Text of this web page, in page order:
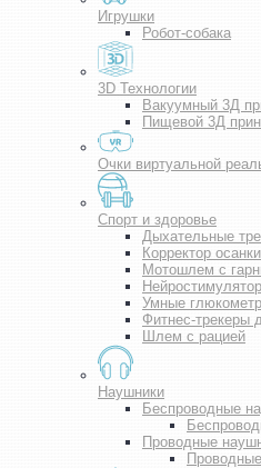
Игрушки
Робот-собака
3D Технологии
Вакуумный 3Д
Пищевой 3Д
Очки виртуальной
Спорт и здоровье
Дыхательные
Корректор осанки
Мотошлем с
Умные
Фитнес-трекеры
Шлем с рацией
Наушники
Беспроводные
Проводные